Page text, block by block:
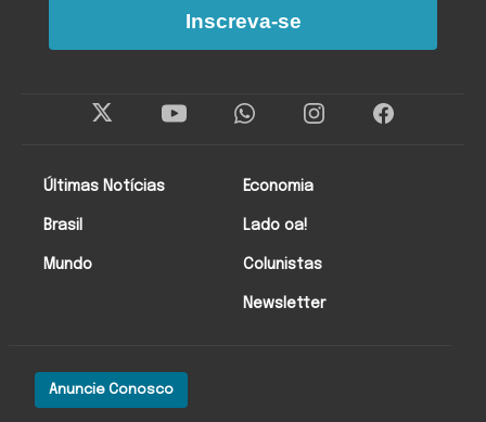
Anuncie Conosco
Últimas Notícias
Brasil
Mundo
Economia
Lado oa!
Colunistas
Newsletter
Inscreva-se